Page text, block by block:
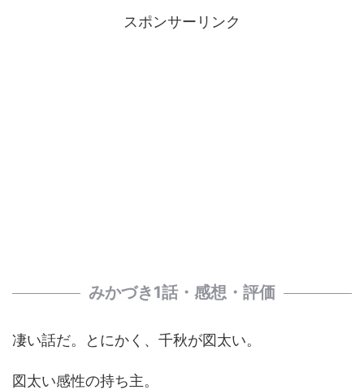
スポンサーリンク
みかづき1話・感想・評価
凄い話だ。とにかく、千秋が図太い。
図太い感性の持ち主。